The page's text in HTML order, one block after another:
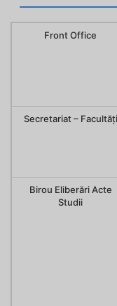
Front Office
Secretariat – Facultăți
Birou Eliberări Acte
Studii